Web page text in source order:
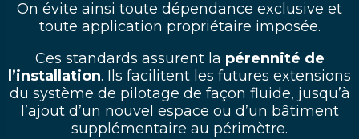
On évite ainsi toute dépendance exclusive et
toute application propriétaire imposée.
Ces standards assurent la pérennité de
l’installation. Ils facilitent les futures extensions
du système de pilotage de façon fluide, jusqu’à
l’ajout d’un nouvel espace ou d’un bâtiment
supplémentaire au périmètre.